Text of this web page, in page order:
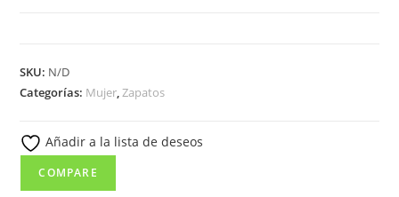
piel
de
marrón
hecho
SKU: N/D
Categorías: Mujer,Zapatos
Añadir a la lista de deseos
COMPARE